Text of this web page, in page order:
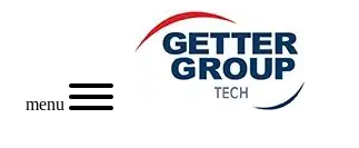
menu